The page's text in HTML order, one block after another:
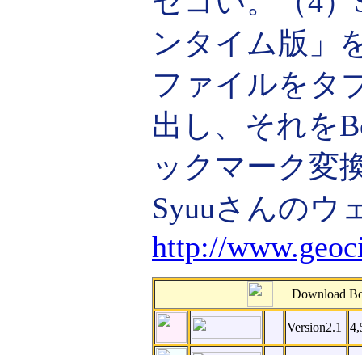
ンタイム版」
ファイルをタ
出し、それを
ックマーク変
Syuuさんのウ
http://
Download
Version2.1